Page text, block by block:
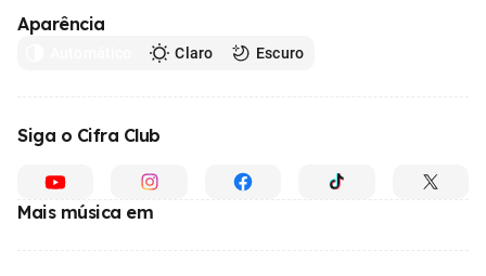
Aparência
Claro Escuro
Siga o Cifra Club
Mais música em